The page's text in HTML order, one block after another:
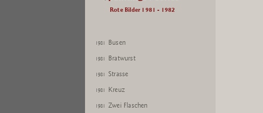
Rote Bilder 1981 - 1982
1981 Busen
1981 Bratwurst
1981 Strasse
1981 Kreuz
1981 Zwei Flaschen